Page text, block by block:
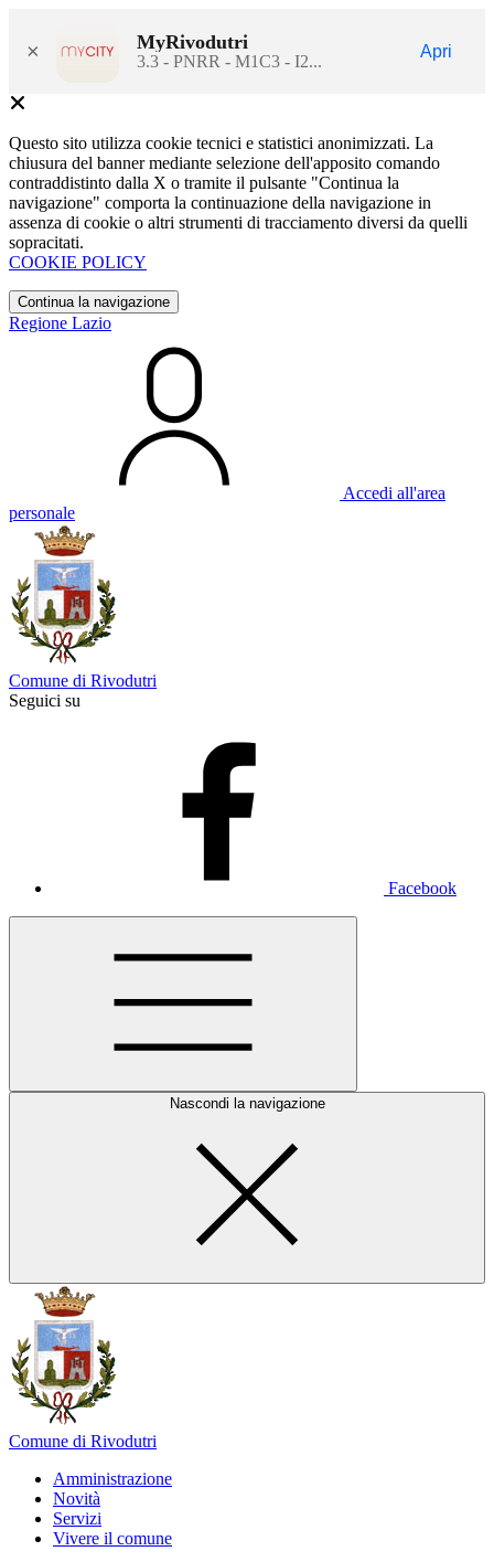
× MyRivodutri
3.3 - PNRR - M1C3 - I2...
Apri
Questo sito utilizza cookie tecnici e statistici anonimizzati. La
chiusura del banner mediante selezione dell'apposito comando
contraddistinto dalla X o tramite il pulsante "Continua la
navigazione" comporta la continuazione della navigazione in
assenza di cookie o altri strumenti di tracciamento diversi da quelli
sopracitati.
COOKIE POLICY
Continua la navigazione
Regione Lazio
Accedi all'area
personale
Comune di Rivodutri
Seguici su
Facebook
Nascondi la navigazione
Comune di Rivodutri
Amministrazione
Novità
Servizi
Vivere il comune